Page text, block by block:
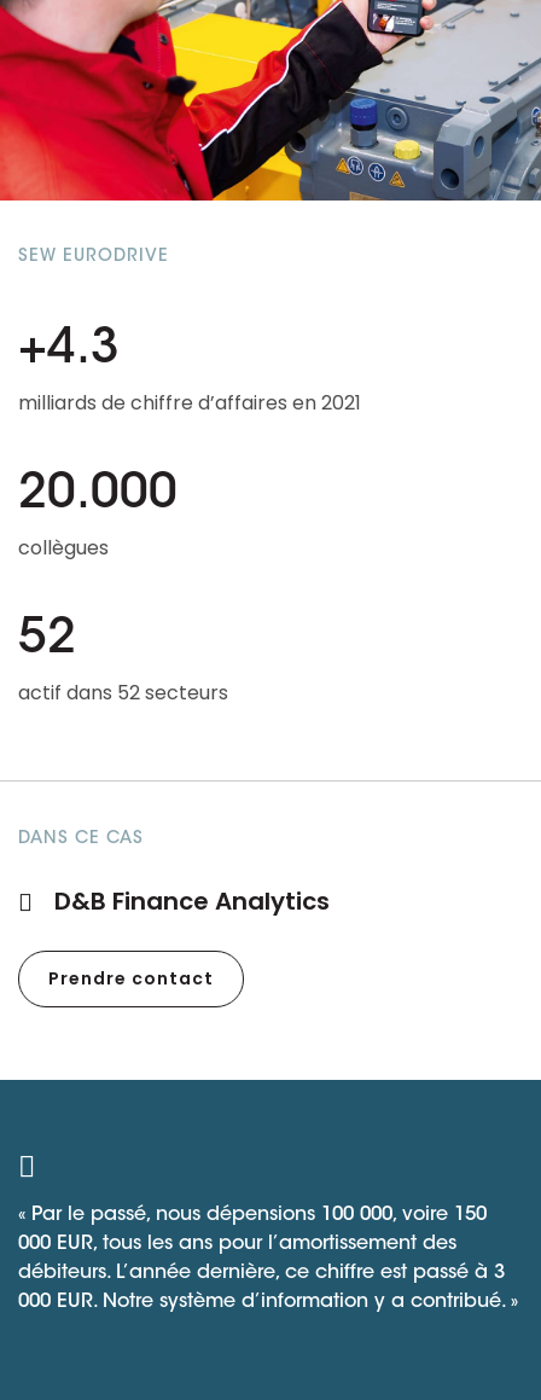
SEW EURODRIVE
+4.3
milliards de chiffre d’affaires en 2021
20.000
collègues
52
actif dans 52 secteurs
DANS CE CAS
D&B Finance Analytics
Prendre contact
« Par le passé, nous dépensions 100 000, voire 150
000 EUR, tous les ans pour l’amortissement des
débiteurs. L’année dernière, ce chiffre est passé à 3
000 EUR. Notre système d’information y a contribué. »